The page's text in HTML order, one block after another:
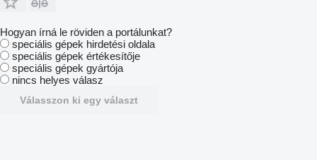
Hogyan írná le röviden a portálunkat?
speciális gépek hirdetési oldala
speciális gépek értékesítője
speciális gépek gyártója
nincs helyes válasz
Válasszon ki egy választ